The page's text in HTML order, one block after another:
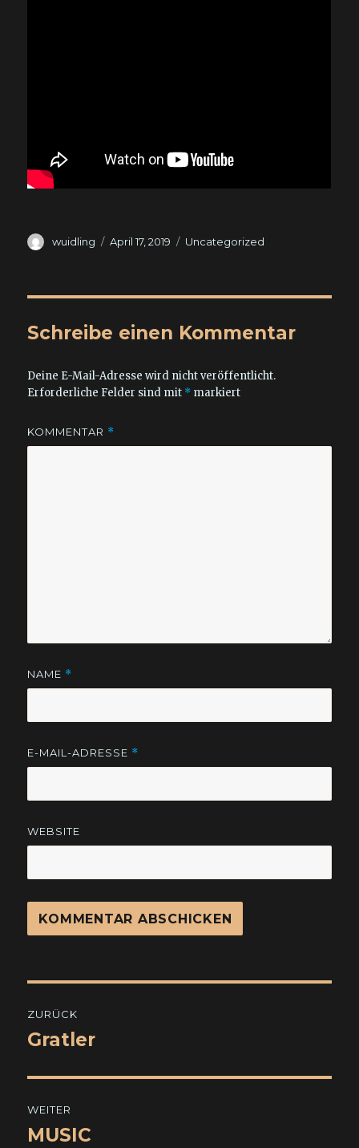
Autor
wuidling
Veröffentlicht
April 17, 2019 Kategorien
Uncategorized
Schreibe einen Kommentar
Deine E-Mail-Adresse wird nicht veröffentlicht.
Erforderliche Felder sind mit * markiert
KOMMENTAR *
NAME *
E-MAIL-ADRESSE *
WEBSITE
ZURÜCK
Vorheriger
Gratler
WEITER
Nächster
MUSIC